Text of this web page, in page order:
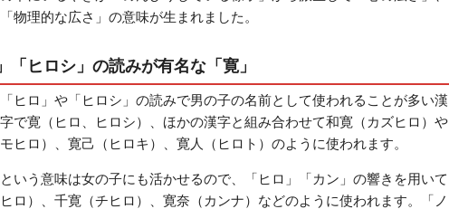
物理的な広さ」の意味が生まれました。
「ヒロシ」の読みが有名な「寛」
ヒロ」や「ヒロシ」の読みで男の子の名前として使われることが多い漢
で寛（ヒロ、ヒロシ）、ほかの漢字と組み合わせて和寛（カズヒロ）や
ヒロ）、寛己（ヒロキ）、寛人（ヒロト）のように使われます。
いう意味は女の子にも活かせるので、「ヒロ」「カン」の響きを用いて
ロ）、千寛（チヒロ）、寛奈（カンナ）などのように使われます。「ノ